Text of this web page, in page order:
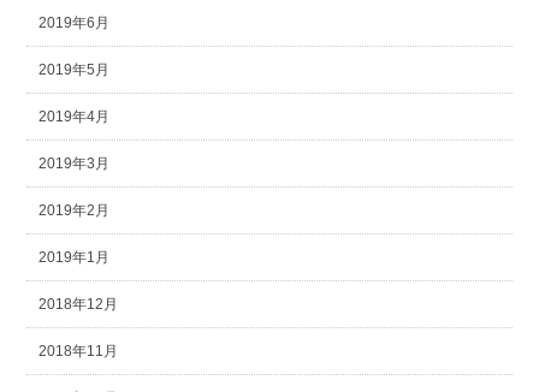
2019年6月
2019年5月
2019年4月
2019年3月
2019年2月
2019年1月
2018年12月
2018年11月